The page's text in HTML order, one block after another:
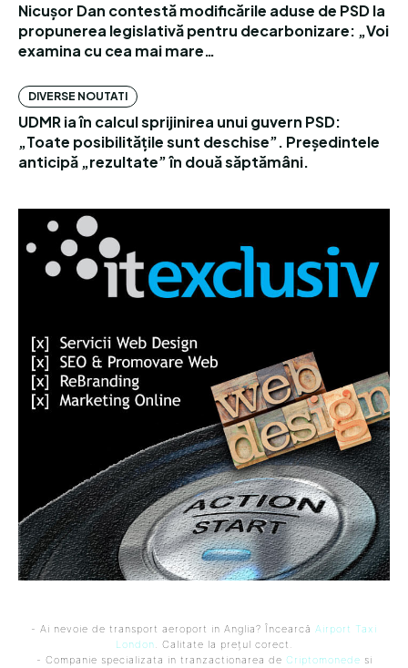
Nicușor Dan contestă modificările aduse de PSD la
propunerea legislativă pentru decarbonizare: „Voi
examina cu cea mai mare…
DIVERSE NOUTATI
UDMR ia în calcul sprijinirea unui guvern PSD:
„Toate posibilitățile sunt deschise”. Președintele
anticipă „rezultate” în două săptămâni.
- Ai nevoie de transport aeroport in Anglia? Încearcă Airport Taxi
London. Calitate la prețul corect.
- Companie specializata in tranzactionarea de Criptomonede si